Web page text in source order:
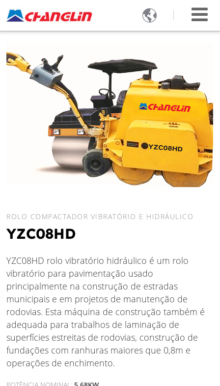

ROLO COMPACTADOR VIBRATÓRIO E HIDRÁULICO
YZC08HD
YZC08HD rolo vibratório hidráulico é um rolo
vibratório para pavimentação usado
principalmente na construção de estradas
municipais e em projetos de manutenção de
rodovias. Esta máquina de construção também é
adequada para trabalhos de laminação de
superfícies estreitas de rodovias, construção de
fundações com ranhuras maiores que 0,8m e
operações de enchimento.